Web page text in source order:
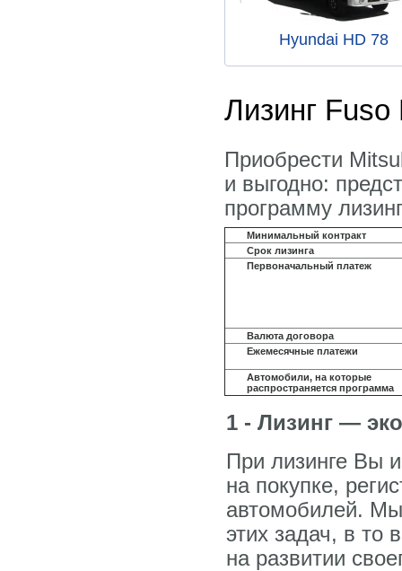
Hyundai HD 78
Лизинг
Приобрести
и выгодно:
программу
Минимальный контракт
Срок лизинга
Первоначальный платеж
Валюта договора
Ежемесячные платежи
Автомобили, на которые
распространяется программа
1 - Лизинг —
При лизинге Вы
на покупке,
автомобилей.
этих задач, в то
на развитии